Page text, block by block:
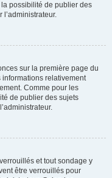
possibilité de publier des
sur la première page du
relativement
Comme pour les
de publier des sujets
et tout sondage y
être verrouillés pour